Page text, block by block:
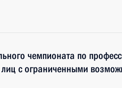
чемпионата по
лиц с ограниченными